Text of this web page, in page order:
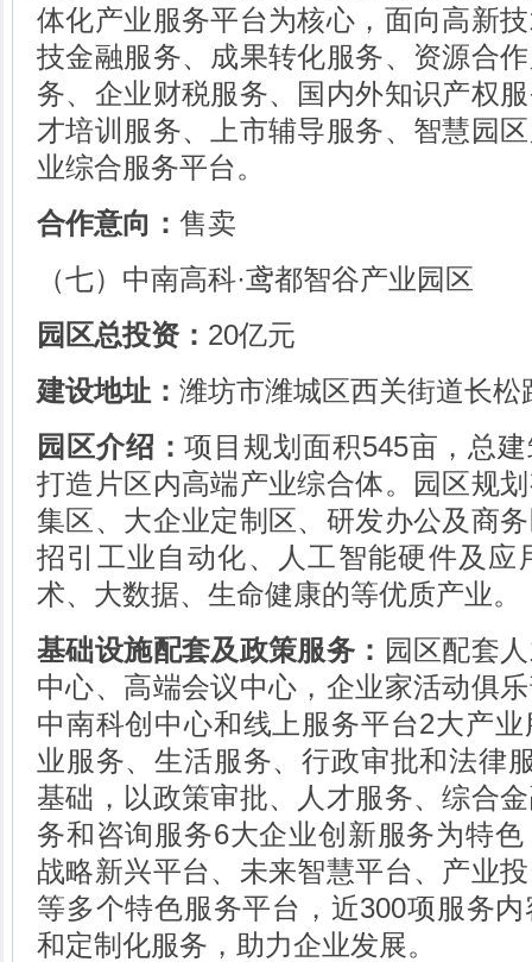
体化产业服务平台为核心，面向高新
技金融服务、成果转化服务、资源合
务、企业财税服务、国内外知识产权
才培训服务、上市辅导服务、智慧园
业综合服务平台。
合作意向： 售卖
（七）中南高科·鸢都智谷产业园区
园区总投资： 20亿元
建设地址： 潍坊市潍城区西关街道长
园区介绍：项目规划面积545亩，总
打造片区内高端产业综合体。园区规
集区、大企业定制区、研发办公及商
招引工业自动化、人工智能硬件及应
术、大数据、生命健康的等优质产业。
基础设施配套及政策服务： 园区配套
中心、高端会议中心，企业家活动俱
中南科创中心和线上服务平台2大产
业服务、生活服务、行政审批和法律
基础，以政策审批、人才服务、综合
务和咨询服务6大企业创新服务为特
战略新兴平台、未来智慧平台、产业
等多个特色服务平台，近300项服务
和定制化服务，助力企业发展。